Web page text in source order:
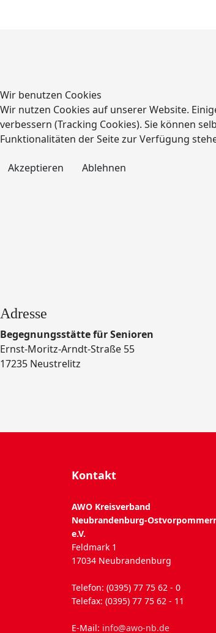
Adresse
Begegnungsstätte für Senioren
Ernst-Moritz-Arndt-Straße 55
17235 Neustrelitz
Kontakt
AWO Kreisverband
Neubrandenburg-
e.V.
Feldmark 1
17034 Neubrandenburg
Telefon: (0395) 77 75 62 - 0
Telefax: (0395) 77 75 62 - 11
E-Mail: info@awo-nb.de
Wir benutzen Cookies
Wir nutzen Cookies auf unserer Website.
verbessern (Tracking Cookies). Sie können
Funktionalitäten der Seite zur Verfügung
Akzeptieren
Ablehnen